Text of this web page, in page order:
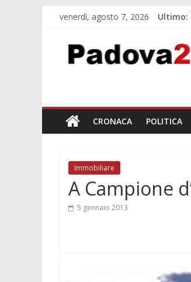
venerdì, agosto 7, 2026 Ultimo:
CRONACA POLITICA
Immobiliare
A Campione
5 gennaio 2013